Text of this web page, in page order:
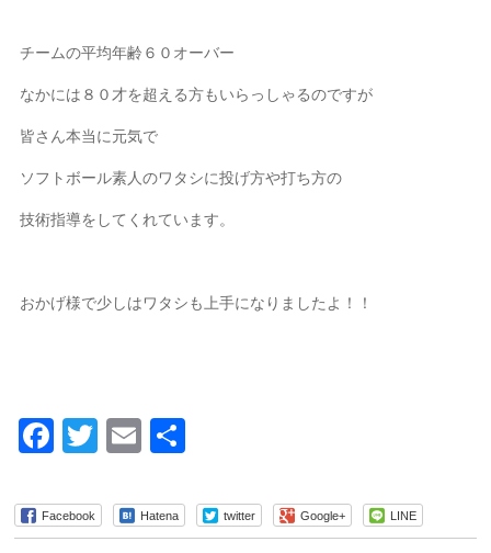
チームの平均年齢６０オーバー
なかには８０才を超える方もいらっしゃるのですが
皆さん本当に元気で
ソフトボール素人のワタシに投げ方や打ち方の
技術指導をしてくれています。
おかげ様で少しはワタシも上手になりましたよ！！
Facebook
TwitterEmail
Facebook Hatena twitter Google+ LINE